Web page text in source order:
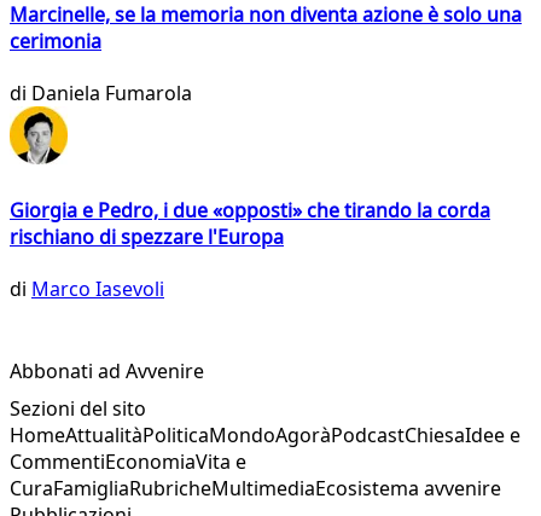
Marcinelle, se la memoria non diventa azione è solo una
cerimonia
di Daniela Fumarola
Giorgia e Pedro, i due «opposti» che tirando la corda
rischiano di spezzare l'Europa
di Marco Iasevoli
Abbonati ad Avvenire
Sezioni del sito
HomeAttualitàPoliticaMondoAgoràPodcastChiesaIdee e
CommentiEconomiaVita e
CuraFamigliaRubricheMultimediaEcosistema avvenire